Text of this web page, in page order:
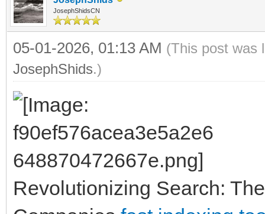
JosephShidsCN
05-01-2026, 01:13 AM (This post was
JosephShids.)
Revolutionizing Search: